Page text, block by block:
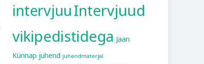
intervjuuIntervjuud
vikipedistidega Jaan
Künnap juhend juhendmaterjal